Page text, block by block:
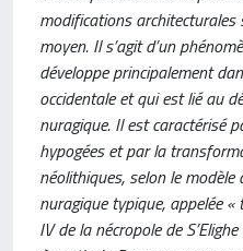
modifications
moyen. Il s’agit d’un
développe principalement
occidentale et qui est lié au
nuragique. Il est caractérisé
hypogées et par la
néolithiques, selon le
nuragique typique, appelée
IV de la nécropole de